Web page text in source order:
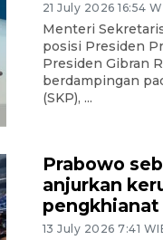
21 July 2026 16:54
Menteri
posisi Presiden
Presiden Gibran
berdampingan
(SKP), ...
Prabowo
anjurkan
pengkhianat
13 July 2026 7:41